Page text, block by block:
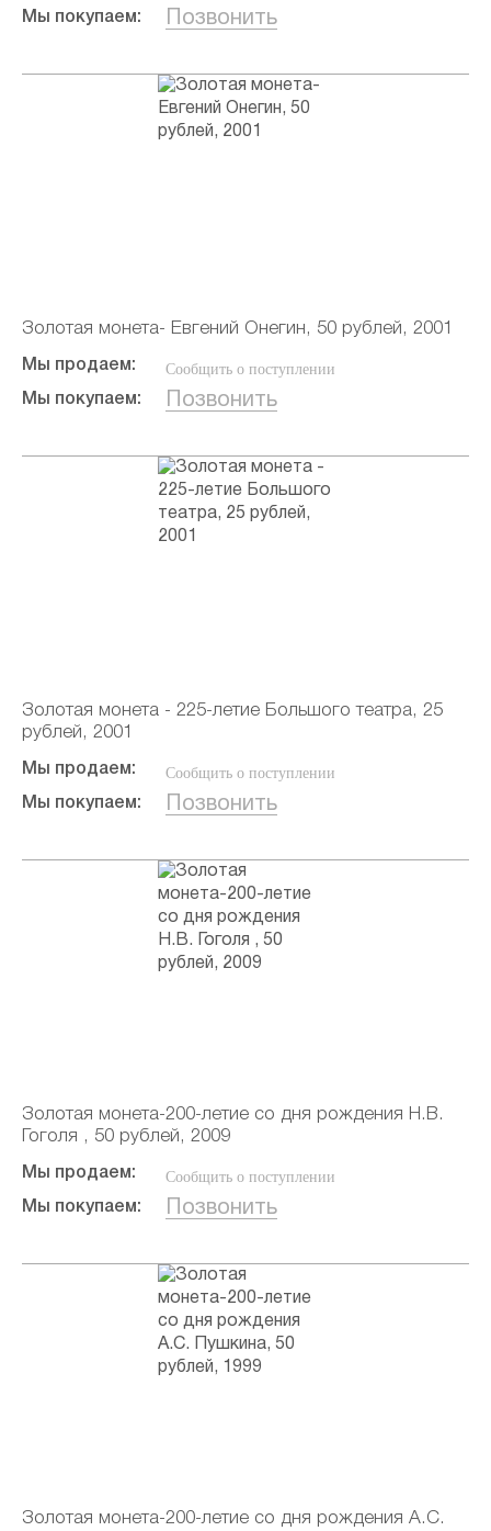
Мы покупаем: Позвонить
Золотая монета- Евгений Онегин, 50 рублей, 2001
Мы продаем: Сообщить о поступлении
Мы покупаем: Позвонить
Золотая монета - 225-летие Большого театра, 25
рублей, 2001
Мы продаем: Сообщить о поступлении
Мы покупаем: Позвонить
Золотая монета-200-летие со дня рождения Н.В.
Гоголя , 50 рублей, 2009
Мы продаем: Сообщить о поступлении
Мы покупаем: Позвонить
Золотая монета-200-летие со дня рождения А.С.